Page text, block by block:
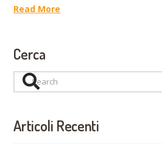
Read More
Cerca
Search
Articoli Recenti